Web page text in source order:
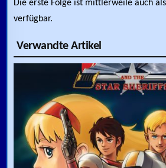
Die erste Folge ist mittlerweile auch
verfügbar.
Verwandte Artikel